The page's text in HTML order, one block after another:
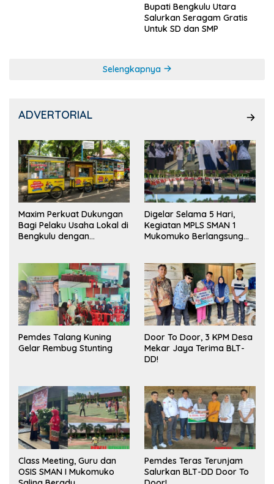
Bupati Bengkulu Utara
Salurkan Seragam Gratis
Untuk SD dan SMP
Selengkapnya
ADVERTORIAL
Maxim Perkuat Dukungan
Bagi Pelaku Usaha Lokal di
Bengkulu dengan
Pasar
Digelar Selama 5 Hari,
Kegiatan MPLS SMAN 1
Mukomuko Berlangsung
Pemdes Talang Kuning
Gelar Rembug Stunting
Door To Door, 3 KPM Desa
Mekar Jaya Terima BLT-
DD!
Class Meeting, Guru dan
OSIS SMAN I Mukomuko
Pemdes Teras Terunjam
Salurkan BLT-DD Door To